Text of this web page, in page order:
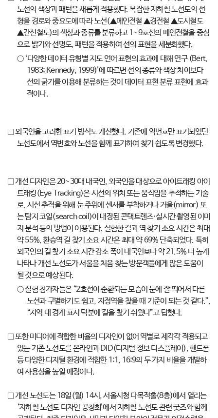
노선의 색상과 패턴을 새롭게 적용했다. 복잡한 지하철 노선도의 선
형을 경로와 중요도에 따라 노선(▲메인전철 ▲경전철 ▲도시철도
▲간선철도)의 색상과 종류를 분류하고 1~9호선의 메인전철을 중심
으로 밝기와 선명도, 패턴을 적용하여 선의 표현을 세분화했다.
○ ‘다양한 데이터 유형별 지도 언어 표현의 효과에 대해 연구 (Bert,
1983; Kennedy, 1999)’에 따르면 선의 종류와 색상 차이보다
선의 굵기를 이용해 분류하는 것이 데이터 표현 분류 표현에 효과
적이다.
□ 외국인을 고려한 표기 방식도 개선했다. 기존에 역번호만 표기되었던
노선도에서 역번호와 노선을 함께 표기하여 찾기 쉽도록 변경했다.
□ 개선 디자인은 20~30대 내국인, 외국인을 대상으로 아이트래킹 아이
트래킹(Eye Tracking)은 시선의 위치 또는 움직임을 추적하는 기술
로, 시선 추적을 위해 눈 주위에 센서를 부착하거나 거울(mirror) 또
는 탐지 코일(search coil)이 내장된 콘택트렌즈·실시간 촬영된 이미
지 분석 등의 방법이 이용된다. 실험한 결과 역 찾기 소요 시간은 최대
약 55%, 환승역 길 찾기 소요 시간은 최대 약 69% 단축되었다. 특히
외국인의 길 찾기 소요 시간 감소 폭이 내국인보다 약 21.5% 더 높게
나타나 개선 노선도가 서울을 처음 찾는 방문객들에게 많은 도움이
될 것으로 예상된다.
○ 실험 참가자들은 “2호선이 순환되는 모습이 눈에 잘 띄어서 다른
노선과 구별하기도 쉽고, 지정역을 찾을 때 기준이 되는 것 같다.”,
“지역 내 경계 표시 덕분에 길을 찾기 쉬웠다”고 답했다.
□ 또한 미디어에 적합한 비율의 디자인이 없어 역별로 제각각 적용되고
있는 기존 노선도를 온라인과 DID(디지털 정보 디스플레이), 핸드폰
등 다양한 디지털 환경에 적합한 1:1, 16:9의 두 가지 비율을 개발하
여 사용성을 높일 예정이다.
□ 개선 노선도는 18일(월) 14시, 서울시청 다목적홀(8층)에서 열리는
‘지하철 노선도 디자인 공청회’에서 지하철 노선도 관련 굿즈와 함께